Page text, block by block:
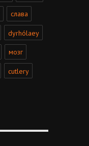
слава
dyrhólaey
мозг
cutlery